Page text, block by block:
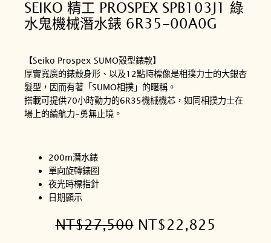
SEIKO 精工 PROSPEX SPB103J1 綠
水鬼機械潛水錶 6R35-00A0G
【Seiko Prospex SUMO殼型錶款】
厚實寬廣的錶殼身形、以及12點時標像是相撲力士的大銀杏
髮型，因而有著「SUMO相撲」的暱稱。
搭載可提供70小時動力的6R35機械機芯，如同相撲力士在
場上的續航力-勇無止境。
200m潛水錶
單向旋轉錶圈
夜光時標指針
日期顯示
NT$27,500 原
NT$22,825